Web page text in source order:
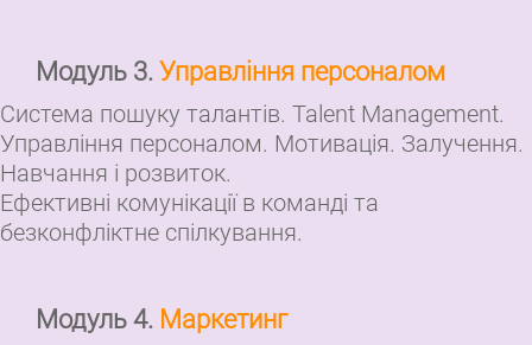
Модуль 3. Управління персоналом
Система пошуку талантів. Talent Management.
Управління персоналом. Мотивація. Залучення.
Навчання і розвиток.
Ефективні комунікації в команді та
безконфліктне спілкування.
Модуль 4. Маркетинг